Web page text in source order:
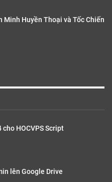
Minh Huyền Thoại và Tốc Chiến
cho HOCVPS Script
lên Google Drive